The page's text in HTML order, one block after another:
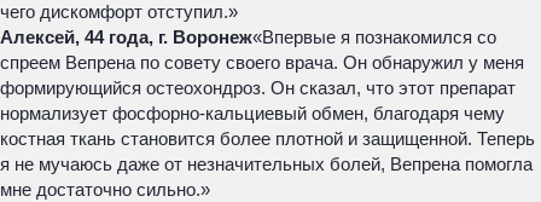
чего дискомфорт отступил.»
Алексей, 44 года, г. Воронеж«Впервые я познакомился со
спреем Вепрена по совету своего врача. Он обнаружил у меня
формирующийся остеохондроз. Он сказал, что этот препарат
нормализует фосфорно-кальциевый обмен, благодаря чему
костная ткань становится более плотной и защищенной. Теперь
я не мучаюсь даже от незначительных болей, Вепрена помогла
мне достаточно сильно.»